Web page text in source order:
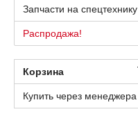
Запчасти на спецтехнику
Распродажа!
Корзина
Купить через менеджера